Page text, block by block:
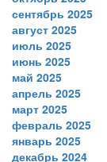
сентябрь 2025
август 2025
июль 2025
июнь 2025
май 2025
апрель 2025
март 2025
февраль 2025
январь 2025
декабрь 2024